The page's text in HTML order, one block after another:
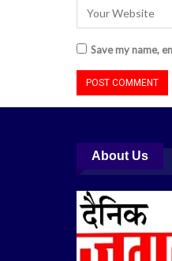
Save my name,
About Us